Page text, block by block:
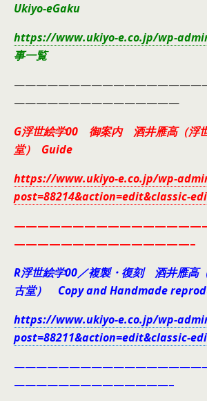
Ukiyo-eGaku
https://www.ukiyo-e.co.jp/wp-
事一覧
———————————————
G浮世絵学00 御案内 酒井雁高（浮
堂） Guide
https://www.ukiyo-e.co.jp/wp-
post=88214&action=edit&classic-
———————————————–
R浮世絵学00／複製・復刻 酒井雁高
古堂） Copy and Handmade
https://www.ukiyo-e.co.jp/wp-
post=88211&action=edit&classic-
——————————————–